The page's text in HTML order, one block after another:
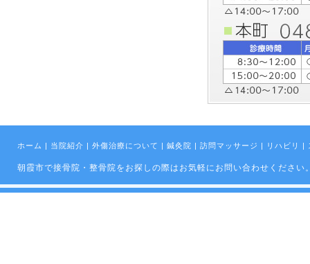
ホーム | 当院紹介 | 外傷治療について | 鍼灸院 | 訪問マッサージ | リハビリ |
朝霞市で接骨院・整骨院をお探しの際はお気軽にお問い合わせくだ